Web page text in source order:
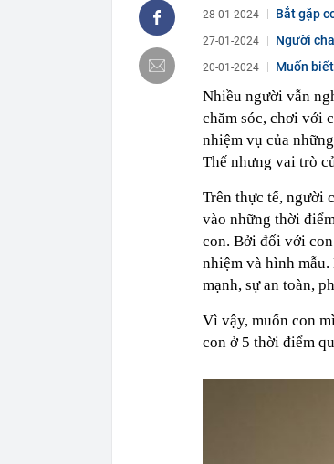
22:16
22:15
22:15
22:08
21:59
28-01-2024 Bắt gặp
27-01-2024
Người
20-01-2024 Muốn
Nhiều người vẫn
chăm sóc, chơi với
nhiệm vụ của
Thế nhưng vai trò
Trên thực tế, người
vào những thời
con. Bởi đối với
nhiệm và hình
mạnh, sự an toàn,
Vì vậy, muốn con
con ở 5 thời điểm